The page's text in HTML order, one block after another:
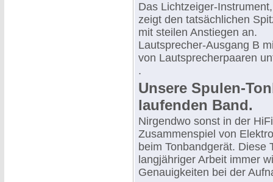
Das Lichtzeiger-
zeigt den tatsächlichen
mit steilen Anstiegen an.
Lautsprecher-Ausgang B
von Lautsprecherpaaren
.
Unsere Spulen-
laufenden Band.
Nirgendwo sonst in der
Zusammenspiel von
beim Tonbandgerät. Diese
langjähriger Arbeit immer
Genauigkeiten bei der